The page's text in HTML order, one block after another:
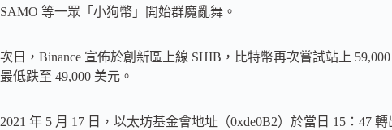
SAMO 等一眾「小狗幣」開始群魔亂舞。
次日，Binance 宣佈於創新區上線 SHIB，比特幣再次嘗試站上
最低跌至 49,000 美元。
2021 年 5 月 17 日，以太坊基金會地址（0xde0B2）於當日 15：47